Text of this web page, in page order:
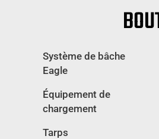
Système de bâche
Eagle
Équipement de
chargement
Tarps